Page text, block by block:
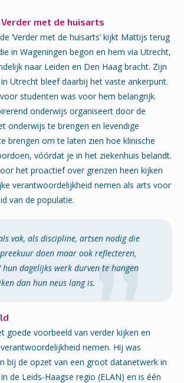
met de huisarts
‘Verder met de huisarts’ kijkt Mattijs terug
in Wageningen begon en hem via Utrecht,
naar Leiden en Den Haag bracht. Zijn
Utrecht bleef daarbij het vaste ankerpunt.
studenten was voor hem belangrijk.
onderwijs organiseert door de
onderwijs te brengen en levendige
brengen om te laten zien hoe klinische
vóórdat je in het ziekenhuis belandt.
het proactief over grenzen heen kijken
verantwoordelijkheid nemen als arts voor
van de populatie.
vak, als discipline, artsen nodig die
doen maar ook reflecteren,
hun dagelijks werk durven te hangen
dan hun neus lang is.
goede voorbeeld van verder kijken en
nemen. Hij was
bij de opzet van een groot datanetwerk in
de Leids-Haagse regio (ELAN) en is één